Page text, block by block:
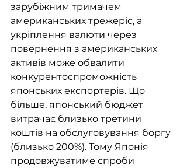
зарубіжним тримачем
американських трежеріс, а
укріплення валюти через
повернення з американських
активів може обвалити
конкурентоспроможність
японських експортерів. Що
більше, японський бюджет
витрачає близько третини
коштів на обслуговування боргу
(близько 200%). Тому Японія
продовжуватиме спроби